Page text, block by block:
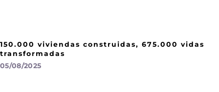
150.000 viviendas construidas, 675.000 vidas
transformadas
05/08/2025